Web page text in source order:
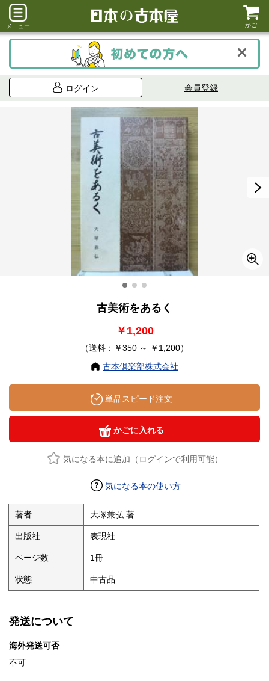
メニュー かご
ログイン 会員登録
古美術をあるく
￥1,200
（送料：￥350 ～ ￥1,200）
古本倶楽部株式会社
単品スピード注文
かごに入れる
気になる本に追加（ログインで利用可能）
気になる本の使い方
著者 大塚兼弘 著
出版社 表現社
ページ数 1冊
状態 中古品
発送について
海外発送可否
不可